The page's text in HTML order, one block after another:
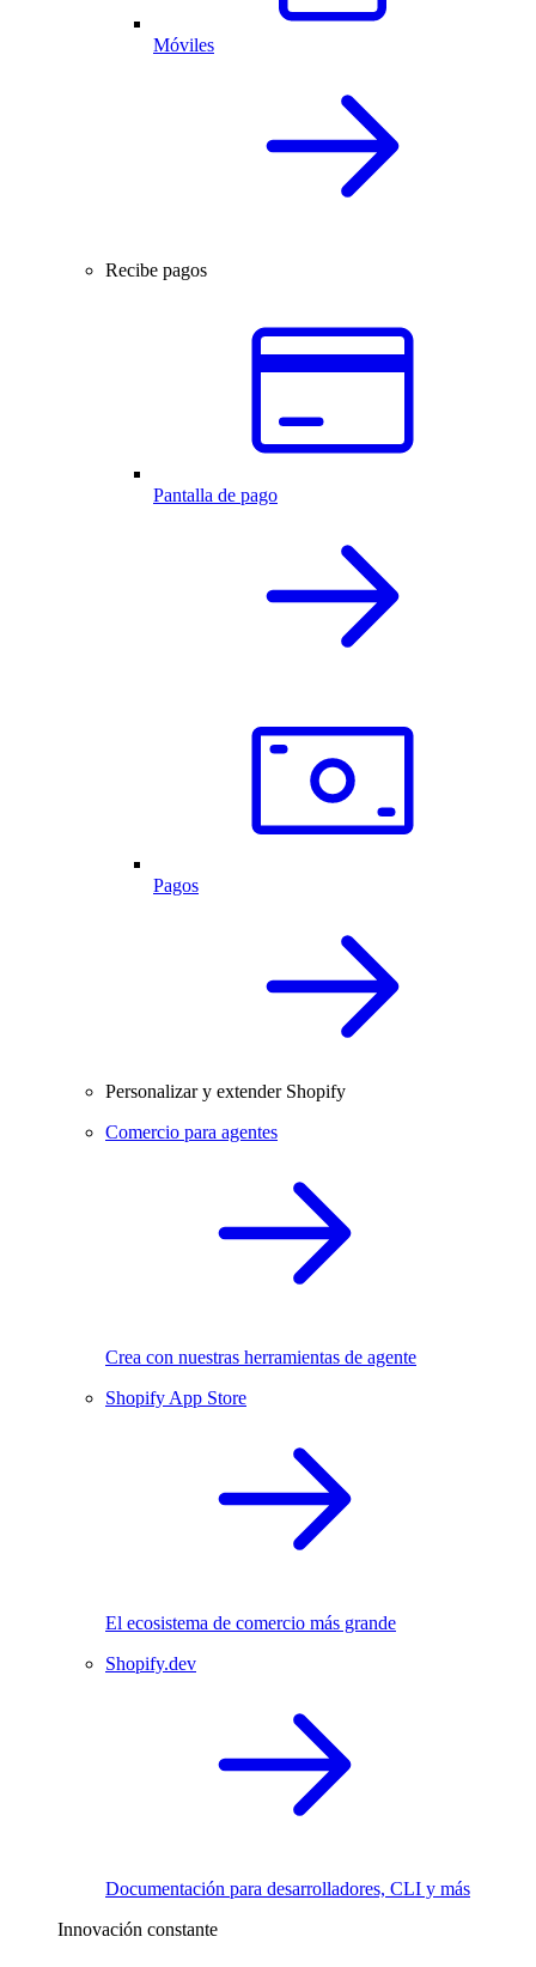
Móviles
Recibe pagos
Pantalla de pago
Pagos
Personalizar y extender Shopify
Comercio para agentes
Crea con nuestras herramientas de agente
Shopify App Store
El ecosistema de comercio más grande
Shopify.dev
Documentación para desarrolladores, CLI y más
Innovación constante